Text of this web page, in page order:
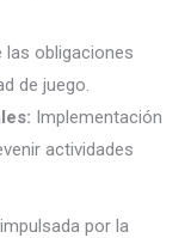
las obligaciones
de juego.
Implementación
actividades
por la